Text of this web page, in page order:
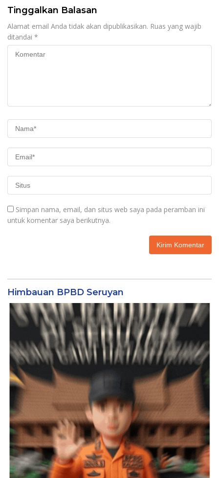
Tinggalkan Balasan
Alamat email Anda tidak akan dipublikasikan. Ruas yang wajib
ditandai *
Simpan nama, email, dan situs web saya pada peramban ini
untuk komentar saya berikutnya.
Himbauan BPBD Seruyan